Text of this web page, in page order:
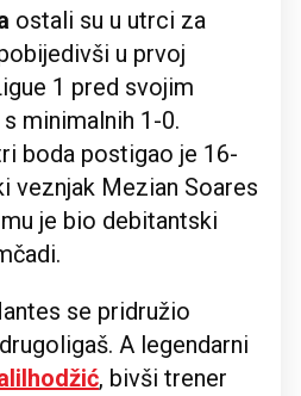
ostali su u utrci za
u prvoj
1 pred svojim
s minimalnih 1-0.
boda postigao je 16-
veznjak Mezian Soares
je bio debitantski
se pridružio
A legendarni
, bivši trener